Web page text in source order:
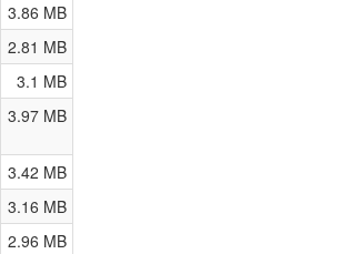
3.86 MB
2.81 MB
3.1 MB
3.97 MB
3.42 MB
3.16 MB
2.96 MB